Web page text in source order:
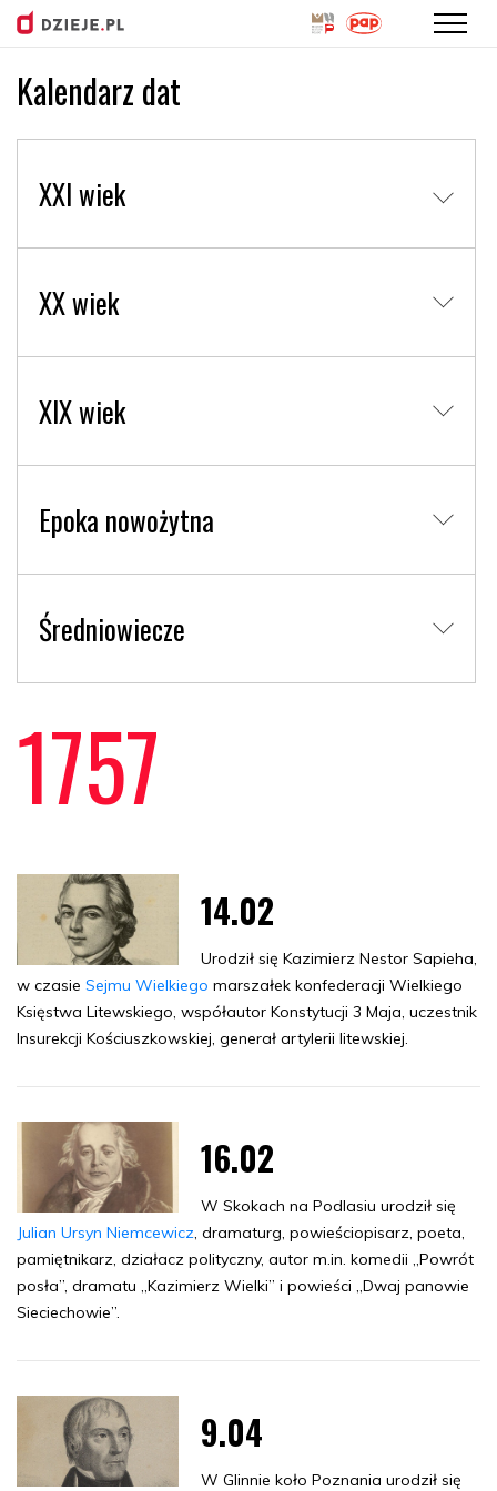
Kalendarz dat
1757
14.02
Urodził się Kazimierz Nestor Sapieha,
w czasie Sejmu Wielkiego marszałek konfederacji Wielkiego
Księstwa Litewskiego, współautor Konstytucji 3 Maja, uczestnik
Insurekcji Kościuszkowskiej, generał artylerii litewskiej.
16.02
W Skokach na Podlasiu urodził się
Julian Ursyn Niemcewicz, dramaturg, powieściopisarz, poeta,
pamiętnikarz, działacz polityczny, autor m.in. komedii „Powrót
posła”, dramatu „Kazimierz Wielki” i powieści „Dwaj panowie
Sieciechowie”.
9.04
W Glinnie koło Poznania urodził się
XXI wiek
XX wiek
XIX wiek
Epoka nowożytna
Średniowiecze